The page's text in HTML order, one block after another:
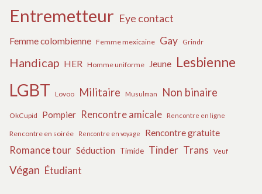
Entremetteur Eye contact
Femme colombienne Femme mexicaine Gay Grindr
Handicap HER Homme uniforme Jeune Lesbienne
LGBT Lovoo Militaire Musulman Non binaire
OkCupid Pompier Rencontre amicale Rencontre en ligne
Rencontre en soirée Rencontre en voyage Rencontre gratuite
Romance tour Séduction Timide Tinder Trans Veuf
Végan Étudiant